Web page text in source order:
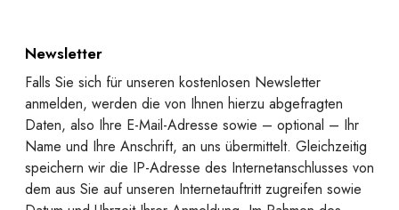
Newsletter
Falls Sie sich für unseren kostenlosen Newsletter
anmelden, werden die von Ihnen hierzu abgefragten
Daten, also Ihre E-Mail-Adresse sowie – optional – Ihr
Name und Ihre Anschrift, an uns übermittelt. Gleichzeitig
speichern wir die IP-Adresse des Internetanschlusses von
dem aus Sie auf unseren Internetauftritt zugreifen sowie